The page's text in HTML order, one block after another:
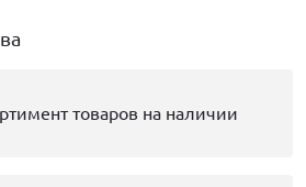
товаров на наличии